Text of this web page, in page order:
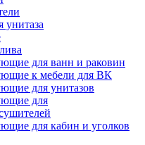
унитаза
для ванн и раковин
к мебели для ВК
для унитазов
для
для кабин и уголков